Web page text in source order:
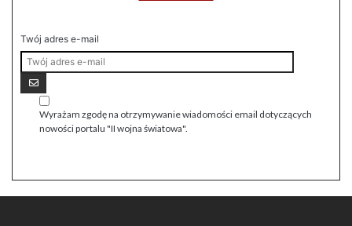
Twój adres e-mail
Wyrażam zgodę na otrzymywanie wiadomości email dotyczących
nowości portalu "II wojna światowa".